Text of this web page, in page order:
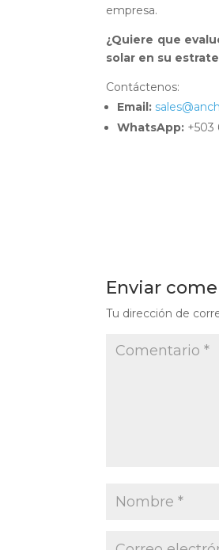
empresa.
¿Quiere que
solar en su
Contáctenos:
Email:
WhatsApp: +503
Enviar
Tu dirección de